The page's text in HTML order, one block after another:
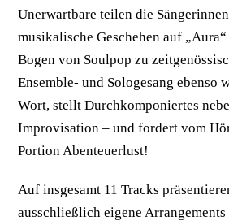
Unerwartbare teilen die
musikalische Geschehen auf
Bogen von Soulpop zu
Ensemble- und Sologesang ebenso
Wort, stellt Durchkomponiertes
Improvisation – und fordert vom
Portion Abenteuerlust!
Auf insgesamt 11 Tracks
ausschließlich eigene